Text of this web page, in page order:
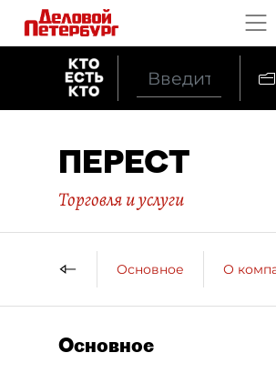
ПЕРЕСТ
Торговля и услуги
Основное О
Основное